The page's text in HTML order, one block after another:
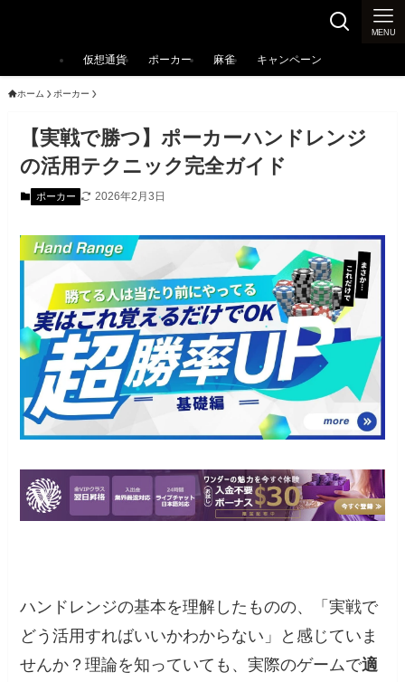
MENU
仮想通貨 ポーカー 麻雀 キャンペーン
ホーム ポーカー
【実戦で勝つ】ポーカーハンドレンジ
の活用テクニック完全ガイド
ポーカー 2026年2月3日
ハンドレンジの基本を理解したものの、「実戦で
どう活用すればいいかわからない」と感じていま
せんか？理論を知っていても、実際のゲームで適